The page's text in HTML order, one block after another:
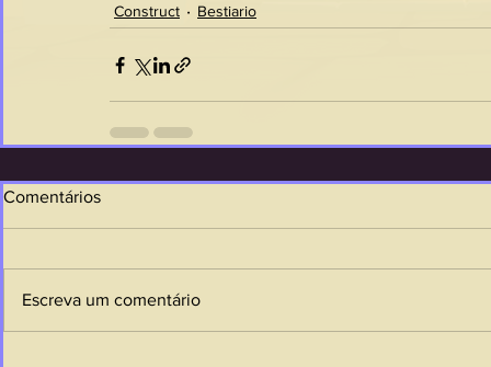
Construct Bestiario
Comentários
Escreva um comentário